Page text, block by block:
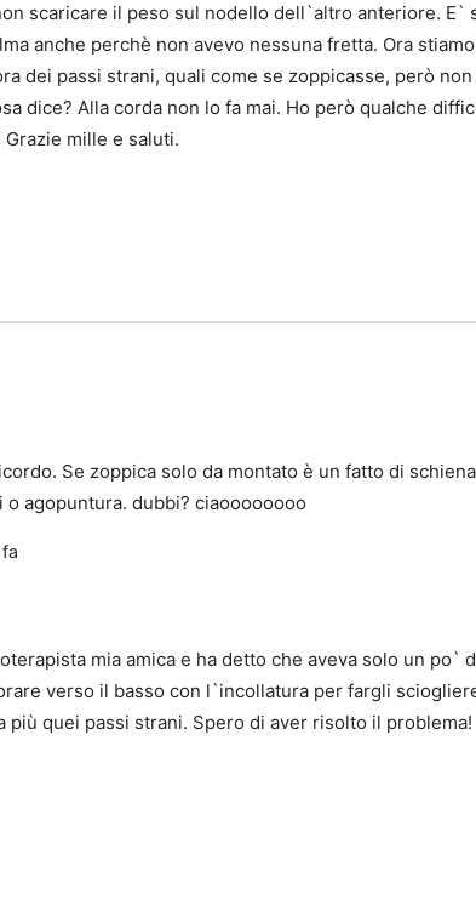
scaricare il peso sul nodello dell`altro anteriore. E`
anche perchè non avevo nessuna fretta. Ora
dei passi strani, quali come se zoppicasse, però
dice? Alla corda non lo fa mai. Ho però qualche
mille e saluti.
Se zoppica solo da montato è un fatto di
agopuntura. dubbi? ciaoooooooo
mia amica e ha detto che aveva solo un po`
verso il basso con l`incollatura per fargli
più quei passi strani. Spero di aver risolto il problema!